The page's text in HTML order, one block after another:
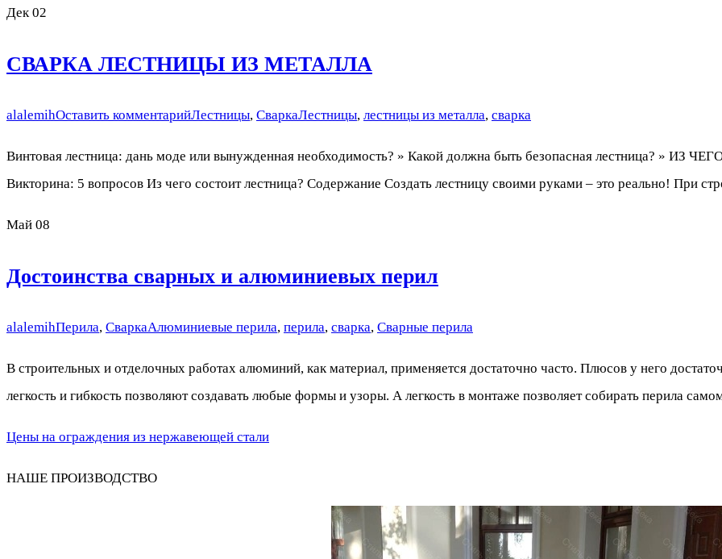
Дек 02
СВАРКА ЛЕСТНИЦЫ ИЗ МЕТАЛЛА
alalemihОставить комментарийЛестницы, СваркаЛестницы, лестницы из металла, сварка
Винтовая лестница: дань моде или вынужденная необходимость? » Какой должна быть безопасная лестница?
Викторина: 5 вопросов Из чего состоит лестница? Содержание Создать лестницу своими руками – это реально! При
Май 08
Достоинства сварных и алюминиевых перил
alalemihПерила, СваркаАлюминиевые перила, перила, сварка, Сварные перила
В строительных и отделочных работах алюминий, как материал, применяется достаточно часто. Плюсов у него
легкость и гибкость позволяют создавать любые формы и узоры. А легкость в монтаже позволяет собирать перила
Цены на ограждения из нержавеющей стали
НАШЕ ПРОИЗВОДСТВО